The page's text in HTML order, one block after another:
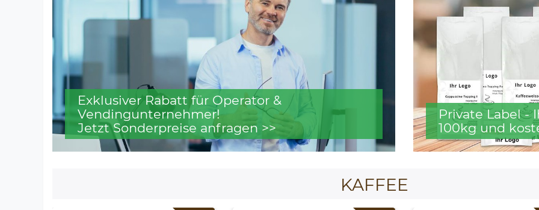
Exklusiver Rabatt für Operator &
Vendingunternehmer!
Jetzt Sonderpreise anfragen >>
Private Label -
100kg und
KAFFEE